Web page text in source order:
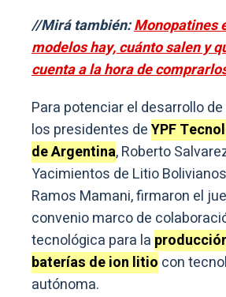
//Mirá también:Monopatines
modelos hay, cuánto salen y
cuenta a la hora de
Para potenciar el desarrollo
los presidentes deYPF
de Argentina, Roberto
Yacimientos de Litio
Ramos Mamani, firmaron el
convenio marco de
tecnológica para la
baterías de ion litio con
autónoma.